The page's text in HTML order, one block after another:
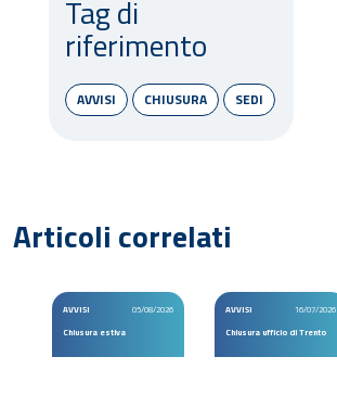
Tag di
riferimento
AVVISI CHIUSURA SEDI
Articoli correlati
AVVISI
05/08/2026
Chiusura estiva
AVVISI
16/07/2026
Chiusura ufficio di Trento